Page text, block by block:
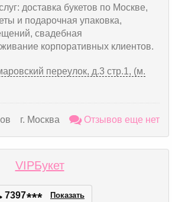
доставка букетов по Москве,
и подарочная упаковка,
свадебная
корпоративных клиентов.
переулок, д.3 стр.1, (м.
г. Москва Отзывов еще нет
VIPБукет
7397*** Показать